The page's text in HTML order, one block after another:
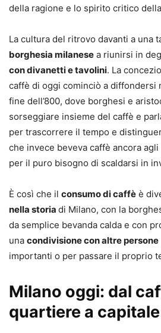
della ragione e lo spirito critico
La cultura del ritrovo davanti a una
borghesia milanese a riunirsi in
con divanetti e tavolini. La
caffè di oggi cominciò a diffondersi
fine dell’800, dove borghesi e
sorseggiare insieme del caffè e
per trascorrere il tempo e
che invece beveva caffè ancora
per il puro bisogno di scaldarsi in
È così che il consumo di caffè è
nella storia di Milano, con la
da semplice bevanda calda e con
una condivisione con altre persone
importanti o per passare il proprio
Milano oggi: dal
quartiere a